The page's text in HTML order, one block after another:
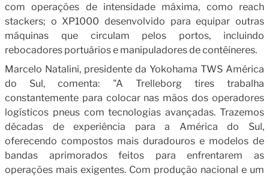
com operações de intensidade máxima, como reach
stackers; o XP1000 desenvolvido para equipar outras
máquinas que circulam pelos portos, incluindo
rebocadores portuários e manipuladores de contêineres.
Marcelo Natalini, presidente da Yokohama TWS América
do Sul, comenta: "A Trelleborg tires trabalha
constantemente para colocar nas mãos dos operadores
logísticos pneus com tecnologias avançadas. Trazemos
décadas de experiência para a América do Sul,
oferecendo compostos mais duradouros e modelos de
bandas aprimorados feitos para enfrentarem as
operações mais exigentes. Com produção nacional e um